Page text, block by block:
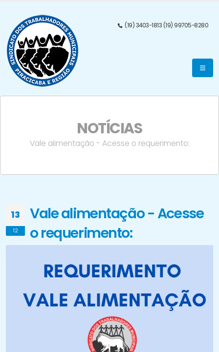
(19) 3403-1813 (19) 99705-8280
NOTÍCIAS
Vale alimentação - Acesse o requerimento:
13
12
Vale alimentação - Acesse
o requerimento: